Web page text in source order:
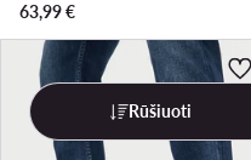
63,99€
Rūšiuoti